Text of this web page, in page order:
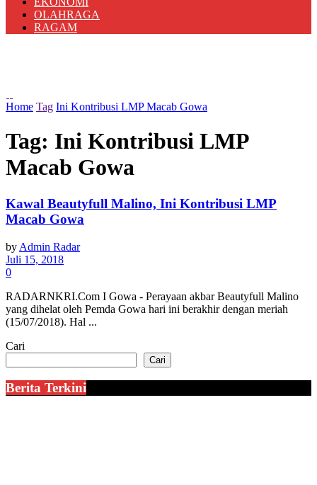
OLAHRAGA
RAGAM
Home Tag Ini Kontribusi LMP Macab Gowa
Tag: Ini Kontribusi LMP
Macab Gowa
Kawal Beautyfull Malino, Ini Kontribusi LMP
Macab Gowa
by Admin Radar
Juli 15, 2018
0
RADARNKRI.Com I Gowa - Perayaan akbar Beautyfull Malino
yang dihelat oleh Pemda Gowa hari ini berakhir dengan meriah
(15/07/2018). Hal ...
Cari
Cari
Berita Terkini